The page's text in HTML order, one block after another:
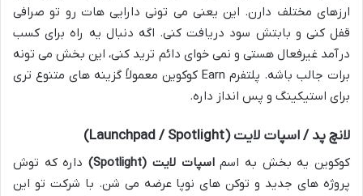
ارزهای مختلف دارن. این یعنی می تونی دارایی هات رو تو صرافی
قفل کنی و بابتش سود دریافت کنی. اگه دنبال یه راه برای کسب
درآمد غیرفعال هستی و نمی خوای دائم ترید کنی، این بخش می تونه
برات جالب باشه. پلتفرم Earn کوکوین معمولاً گزینه های متنوع تری
برای استیکینگ و پس انداز داره.
لانچ پد / اسپات لایت (Launchpad / Spotlight)
کوکوین یه بخش به اسماسپات لایت (Spotlight)
داره که توش
پروژه های جدید و توکن های نوپا عرضه می شن. با شرکت تو این